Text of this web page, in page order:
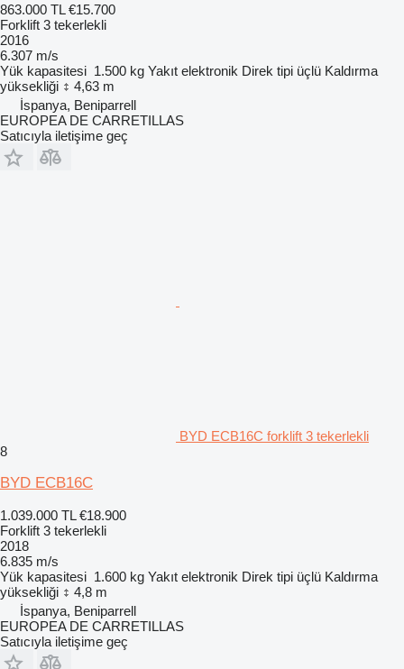
863.000 TL €15.700
Forklift 3 tekerlekli
2016
6.307 m/s
Yük kapasitesi 1.500 kg Yakıt elektronik Direk tipi üçlü Kaldırma
yüksekliği
4,63 m
İspanya, Beniparrell
EUROPEA DE CARRETILLAS
Satıcıyla iletişime geç
BYD ECB16C forklift 3 tekerlekli
8
BYD ECB16C
1.039.000 TL €18.900
Forklift 3 tekerlekli
2018
6.835 m/s
Yük kapasitesi 1.600 kg Yakıt elektronik Direk tipi üçlü Kaldırma
yüksekliği
4,8 m
İspanya, Beniparrell
EUROPEA DE CARRETILLAS
Satıcıyla iletişime geç